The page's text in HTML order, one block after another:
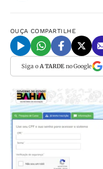
OUÇA COMPARTILHE
Siga o A TARDEno Google